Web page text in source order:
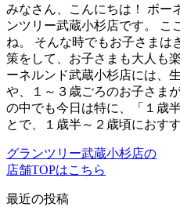
みなさん、こんにちは！ ボー
ンツリー武蔵小杉店です。
ね。 そんな時でもお子さまは
策をして、お子さまも大人も
ーネルンド武蔵小杉店には、
や、１～３歳ごろのお子さま
の中でも今日は特に、「１歳
とで、１歳半～２歳頃におす
グランツリー武蔵小杉店の
店舗TOPはこちら
最近の投稿